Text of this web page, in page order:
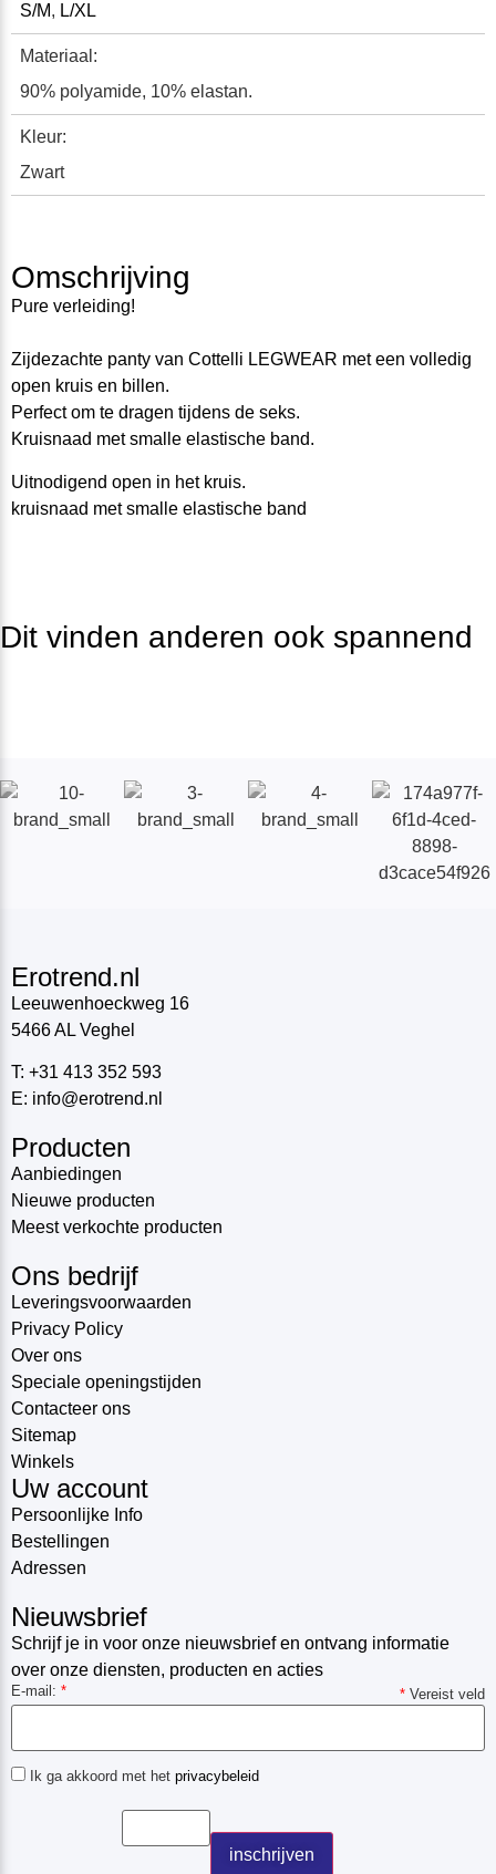
S/M, L/XL
Materiaal:
90% polyamide, 10% elastan.
Kleur:
Zwart
Omschrijving
Pure verleiding!
Zijdezachte panty van Cottelli LEGWEAR met een volledig
open kruis en billen.
Perfect om te dragen tijdens de seks.
Kruisnaad met smalle elastische band.
Uitnodigend open in het kruis.
kruisnaad met smalle elastische band
Dit vinden anderen ook spannend
Erotrend.nl
Leeuwenhoeckweg 16
5466 AL Veghel
T: +31 413 352 593
E: info@erotrend.nl
Producten
Aanbiedingen
Nieuwe producten
Meest verkochte producten
Ons bedrijf
Leveringsvoorwaarden
Privacy Policy
Over ons
Speciale openingstijden
Contacteer ons
Sitemap
Winkels
Uw account
Persoonlijke Info
Bestellingen
Adressen
Nieuwsbrief
Schrijf je in voor onze nieuwsbrief en ontvang informatie
over onze diensten, producten en acties
* Vereist veld
E-mail: *
Ik ga akkoord met het privacybeleid